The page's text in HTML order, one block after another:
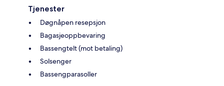
Tjenester
Døgnåpen resepsjon
Bagasjeoppbevaring
Bassengtelt (mot betaling)
Solsenger
Bassengparasoller